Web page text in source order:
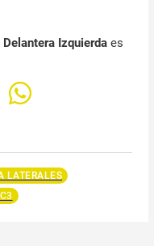
Delantera Izquierdaes
LATERALES